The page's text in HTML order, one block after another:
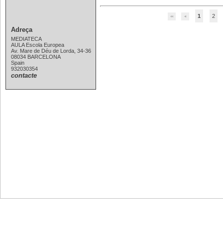
1 2
Adreça
MEDIATECA
AULA Escola Europea
Av. Mare de Déu de Lorda, 34-36
08034 BARCELONA
Spain
932030354
contacte